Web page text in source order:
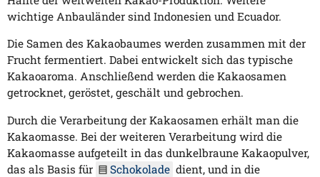
wichtige Anbauländer sind Indonesien und Ecuador.
Die Samen des Kakaobaumes werden zusammen mit der
Frucht fermentiert. Dabei entwickelt sich das typische
Kakaoaroma. Anschließend werden die Kakaosamen
getrocknet, geröstet, geschält und gebrochen.
Durch die Verarbeitung der Kakaosamen erhält man die
Kakaomasse. Bei der weiteren Verarbeitung wird die
Kakaomasse aufgeteilt in das dunkelbraune Kakaopulver,
das als Basis für
Schokolade dient, und in die